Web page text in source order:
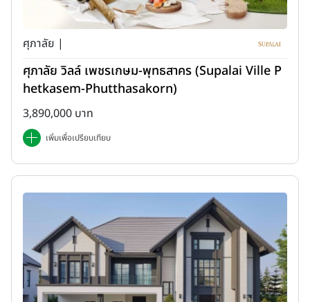
คอนโดลักชูรี :แม้พื้นที่จะถูกจำกัดด้วยโครงสร้างอาคาร แต่ชดเชย
ด้วยการออกแบบ Layout ที่ชาญฉลาด (Space Utilization) และ
มักมาพร้อมกับเพดานสูงโปร่ง (Double Volume) ที่ให้ความรู้สึก
การดูแลรักษา (Maintenance)
บ้านเดี่ยว :ต้องการการบริหารจัดการสูง คุณจำเป็นต้องมีทีมงาน
หรือแม่บ้านส่วนตัวเพื่อดูแลความเรียบร้อยของสวน สระว่ายน้ำ และ
ระบบต่างๆ ภายในบ้าน
คอนโดลักชูรี :ตอบโจทย์ไลฟ์สไตล์แบบLock-and-Leaveหรือ
ผู้ที่เดินทางไปต่างประเทศบ่อยครั้ง เมื่อคุณปิดประตูห้อง ทุกอย่างจะ
ถูกดูแลความปลอดภัยด้วยระบบส่วนกลางและนิติบุคคล หมดกังวล
เรื่องการซ่อมบำรุงจุกจิก
ศุภาลัย |
ศุภาลัย วิลล์ เพชรเกษม-พุทธสาคร (Supalai Ville P
hetkasem-Phutthasakorn)
3,890,000 บาท
เพิ่มเพื่อเปรียบเทียบ